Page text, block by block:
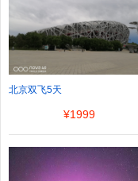
北京双飞5天
¥1999